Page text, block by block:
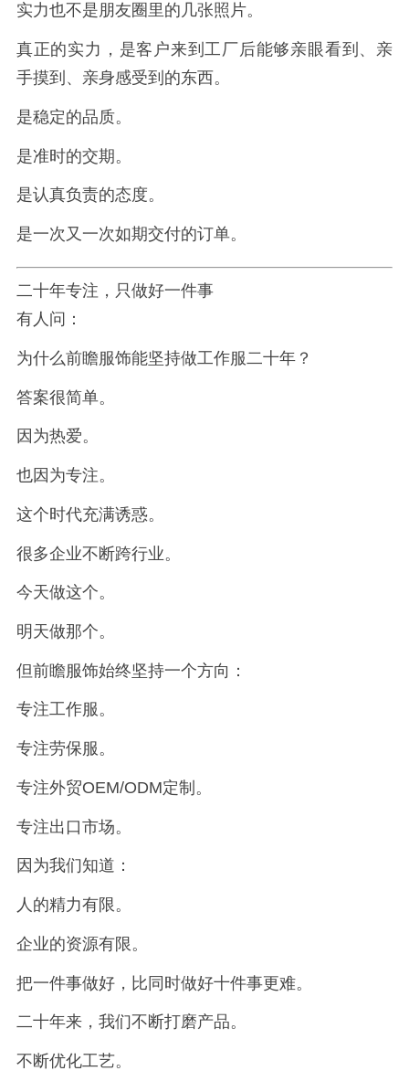
实力也不是朋友圈里的几张照片。
真正的实力，是客户来到工厂后能够亲眼看到、亲
手摸到、亲身感受到的东西。
是稳定的品质。
是准时的交期。
是认真负责的态度。
是一次又一次如期交付的订单。
二十年专注，只做好一件事
有人问：
为什么前瞻服饰能坚持做工作服二十年？
答案很简单。
因为热爱。
也因为专注。
这个时代充满诱惑。
很多企业不断跨行业。
今天做这个。
明天做那个。
但前瞻服饰始终坚持一个方向：
专注工作服。
专注劳保服。
专注外贸OEM/ODM定制。
专注出口市场。
因为我们知道：
人的精力有限。
企业的资源有限。
把一件事做好，比同时做好十件事更难。
二十年来，我们不断打磨产品。
不断优化工艺。